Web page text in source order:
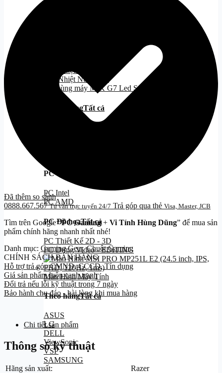
Tản Nhiệt Nước 240
Tản Nhiệt Nước 360
PC GamingTất cả
PC văn phòng
PC Intel
PC AMD
PC Đồ họaTất cả
PC Thiết Kế 2D - 3D
PC Dựng Video - EDITING
Màn Hình Máy Tính
Theo hãngTất cả
ASUS
LG
DELL
ViewSonic
VSP
SAMSUNG
Đã thêm so sánh
0888.667.567 Tư vấn trực tuyến 24/7 Trả góp qua thẻ Visa, Master, JCB
Tìm trên Google “PC Gaming+ Vi Tính Hùng Dũng” để mua sản
phẩm chính hãng nhanh nhất nhé!
Danh mục: Gaming Gear,Chuột Gaming
CHÍNH SÁCH BÁN HÀNG
Hỗ trợ trả góp CMND, CCCD, Tín dụng
Giá sản phẩm luôn cạnh tranh
Đổi trả nếu lỗi kỹ thuật trong 7 ngày
Bảo hành chu đáo - hài lòng khi mua hàng
Chi tiết sản phẩm
Thông số kỹ thuật
Hãng sản xuất:
Razer